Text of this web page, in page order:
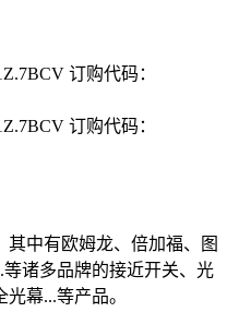
中有欧姆龙、倍加福、图
诸多品牌的接近开关、光
幕...等产品。